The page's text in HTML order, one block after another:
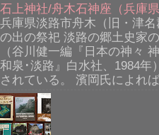
石上神社/舟木石神座（兵庫県
兵庫県淡路市舟木（旧・津
の出の祭祀 淡路の郷土史家
（谷川健一編『日本の神々
和泉･淡路』白水社、1984年
されている。 濱岡氏によれ